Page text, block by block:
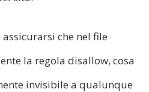
che nel file
la regola disallow, cosa
invisibile a qualunque